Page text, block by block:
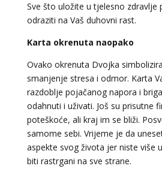
Sve što uložite u tjelesno zdravlje
odraziti na Vaš duhovni rast.
Karta okrenuta naopako
Ovako okrenuta Dvojka
smanjenje stresa i odmor. Karta
razdoblje pojačanog napora i
odahnuti i uživati. Još su prisutne
poteškoće, ali kraj im se bliži.
samome sebi. Vrijeme je da
aspekte svog života jer niste više
biti rastrgani na sve strane.
Broj tel: 064/600-
tel:0,93€ -
VESNA BURCSA /
Tarot savjetnik je
TEHNIKE:
tarot, psihološki razgovori
Broj tel: 064/600-
tel:0,93€ -